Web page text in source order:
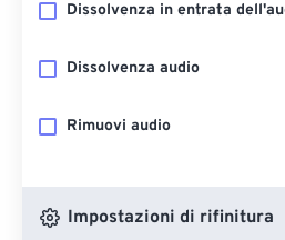
Dissolvenza in entrata
Dissolvenza audio
Rimuovi audio
Impostazioni di rifinitura